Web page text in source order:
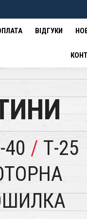
ВІДГУКИ
40 / Т-25